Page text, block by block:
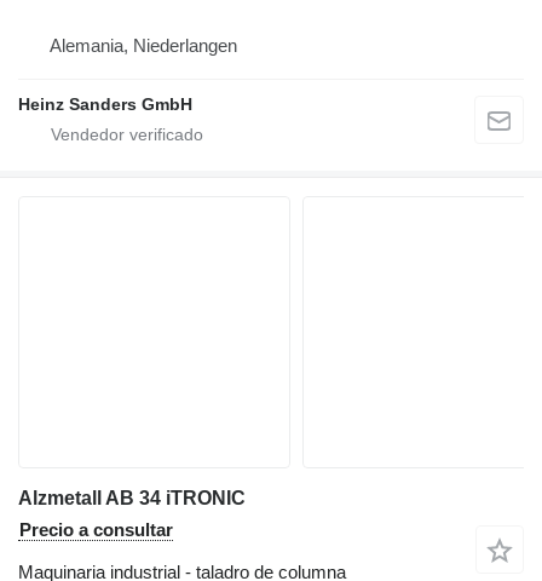
Alemania, Niederlangen
Heinz Sanders GmbH
Alzmetall AB 34 iTRONIC
Precio a consultar
Maquinaria industrial - taladro de columna